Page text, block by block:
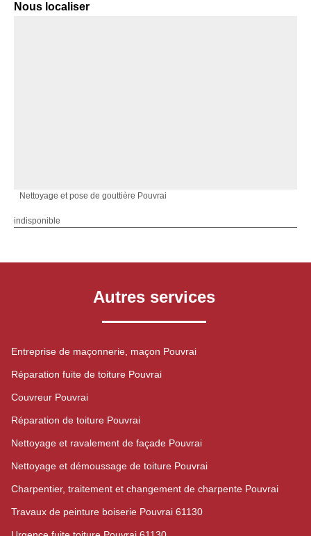
Nous localiser
Nettoyage et pose de gouttière Pouvrai
indisponible
Autres services
Entreprise de maçonnerie, maçon Pouvrai
Réparation fuite de toiture Pouvrai
Couvreur Pouvrai
Réparation de toiture Pouvrai
Nettoyage et ravalement de façade Pouvrai
Nettoyage et démoussage de toiture Pouvrai
Charpentier, traitement et changement de charpente Pouvrai
Travaux de peinture boiserie Pouvrai 61130